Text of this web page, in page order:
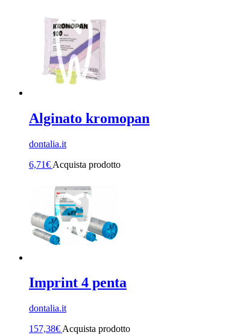
Alginato kromopan
dontalia.it
6,71€ Acquista prodotto
Imprint 4 penta
dontalia.it
157,38€ Acquista prodotto